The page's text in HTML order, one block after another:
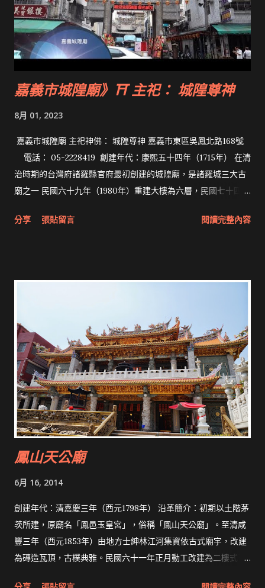
度》第廿二期） 沿革摘自台南市中西區公所 古蹟瀏覽 拜拜網
《Taiwan》Formosa》首頁
嘉義市城隍廟》⛩ 主祀： 城隍尊神
8月 01, 2023
嘉義市城隍廟 主祀神佛： 城隍尊神 嘉義市東區吳鳳北路168號
電話： 05-2228419 創建年代：康熙五十四年（1715年） 在清
治時期的台灣府諸羅縣官府最初創建的城隍廟，是諸羅城三大古
廟之一 民國六十九年（1980年）重建大樓為六層，民國七十四年
分享 張貼留言 閱讀完整內容
鳳山天公廟
6月 16, 2014
創建年代：清嘉慶三年（西元1798年） 沿革簡介：初期以土階茅
茨所建，原廟名「鳳邑玉皇宮」，俗稱「鳳山天公廟」。至清咸
豐三年（西元1853年）由地方士紳林江河集資依古式廟宇，改建
為磚造瓦頂，古樸典雅。民國六十一年正月動工改建為二樓式玉